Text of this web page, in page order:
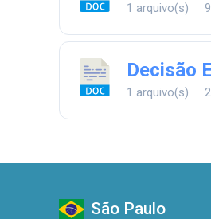
1 arquivo(s)
Decisão
1 arquivo(s)
São Paulo